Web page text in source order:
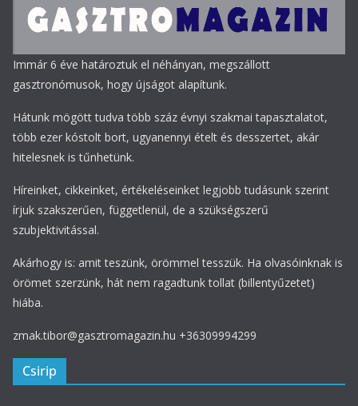
Immár 6 éve határoztuk el néhányan, megszállott
gasztronómusok, hogy újságot alapítunk.
Hátunk mögött tudva több száz évnyi szakmai tapasztalatot,
több ezer kóstolt bort, ugyanennyi ételt és desszertet, akár
hitelesnek is tűnhetünk.
Híreinket, cikkeinket, értékeléseinket legjobb tudásunk szerint
írjuk szakszerűen, függetlenül, de a szükségszerű
szubjektivitással.
Akárhogy is: amit teszünk, örömmel tesszük. Ha olvasóinknak is
örömet szerzünk, hát nem ragadtunk tollat (billentyűzetet)
hiába.
zmak.tibor@gasztromagazin.hu +36309994299
Csirip